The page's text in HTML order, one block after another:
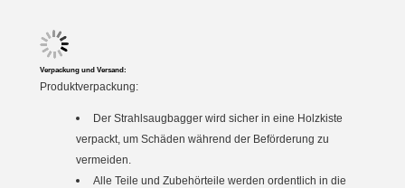
Verpackung und Versand:
Produktverpackung:
Der Strahlsaugbagger wird sicher in eine Holzkiste
verpackt, um Schäden während der Beförderung zu
vermeiden.
Alle Teile und Zubehörteile werden ordentlich in die